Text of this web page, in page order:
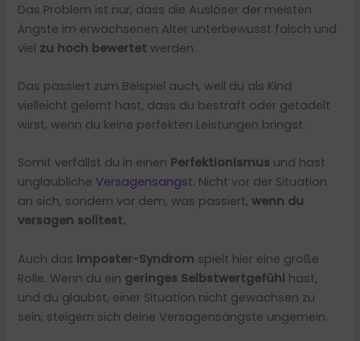
Das Problem ist nur, dass die Auslöser der meisten
Ängste im erwachsenen Alter unterbewusst falsch und
viel zu hoch bewertet werden.
Das passiert zum Beispiel auch, weil du als Kind
vielleicht gelernt hast, dass du bestraft oder getadelt
wirst, wenn du keine perfekten Leistungen bringst.
Somit verfällst du in einen Perfektionismus und hast
unglaublicheVersagensangst. Nicht vor der Situation
an sich, sondern vor dem, was passiert,wenn du
versagen solltest.
Auch das Imposter-Syndrom spielt hier eine große
Rolle. Wenn du ein geringes Selbstwertgefühl hast,
und du glaubst, einer Situation nicht gewachsen zu
sein, steigern sich deine Versagensängste ungemein.